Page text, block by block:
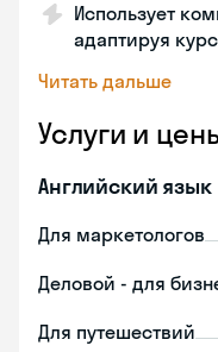
Использует
адаптируя
Читать дальше
Услуги и
Английский язык
Для маркетологов
Деловой - для
Для путешествий